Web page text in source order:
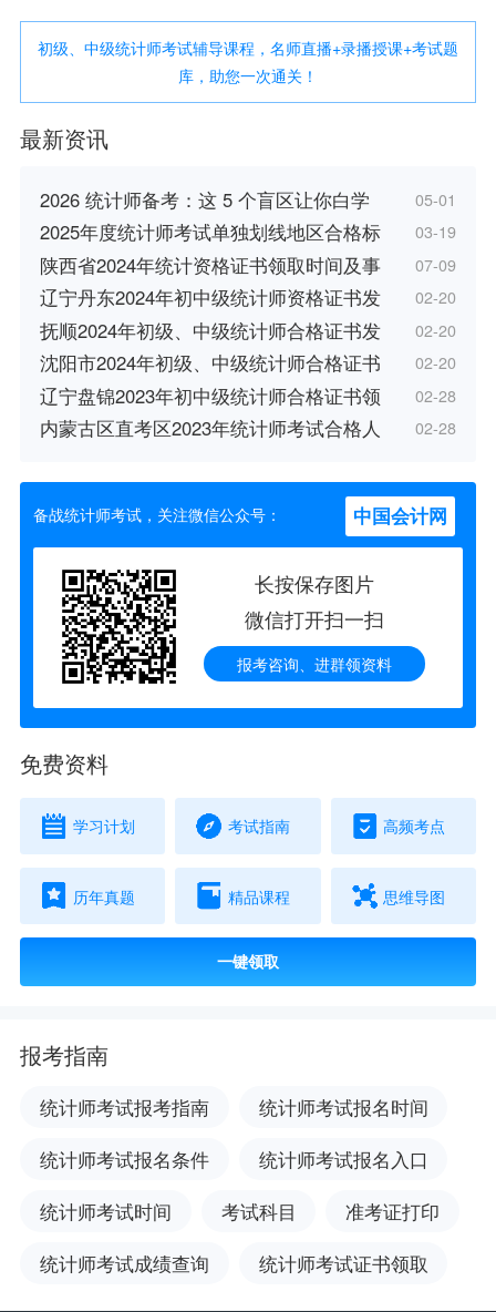
初级、中级统计师考试辅导课程，名师直播+录播授课+考试题
库，助您一次通关！
最新资讯
2026 统计师备考：这 5 个盲区让你白学 05-01
2025年度统计师考试单独划线地区合格标 03-19
陕西省2024年统计资格证书领取时间及事 07-09
辽宁丹东2024年初中级统计师资格证书发 02-20
抚顺2024年初级、中级统计师合格证书发 02-20
沈阳市2024年初级、中级统计师合格证书 02-20
辽宁盘锦2023年初中级统计师合格证书领 02-28
内蒙古区直考区2023年统计师考试合格人 02-28
备战统计师考试，关注微信公众号： 中国会计网
长按保存图片
微信打开扫一扫
报考咨询、进群领资料
免费资料
学习计划 考试指南 高频考点
历年真题 精品课程 思维导图
一键领取
报考指南
统计师考试报考指南
统计师考试报名时间
统计师考试报名条件
统计师考试报名入口
统计师考试时间
考试科目
准考证打印
统计师考试成绩查询
统计师考试证书领取